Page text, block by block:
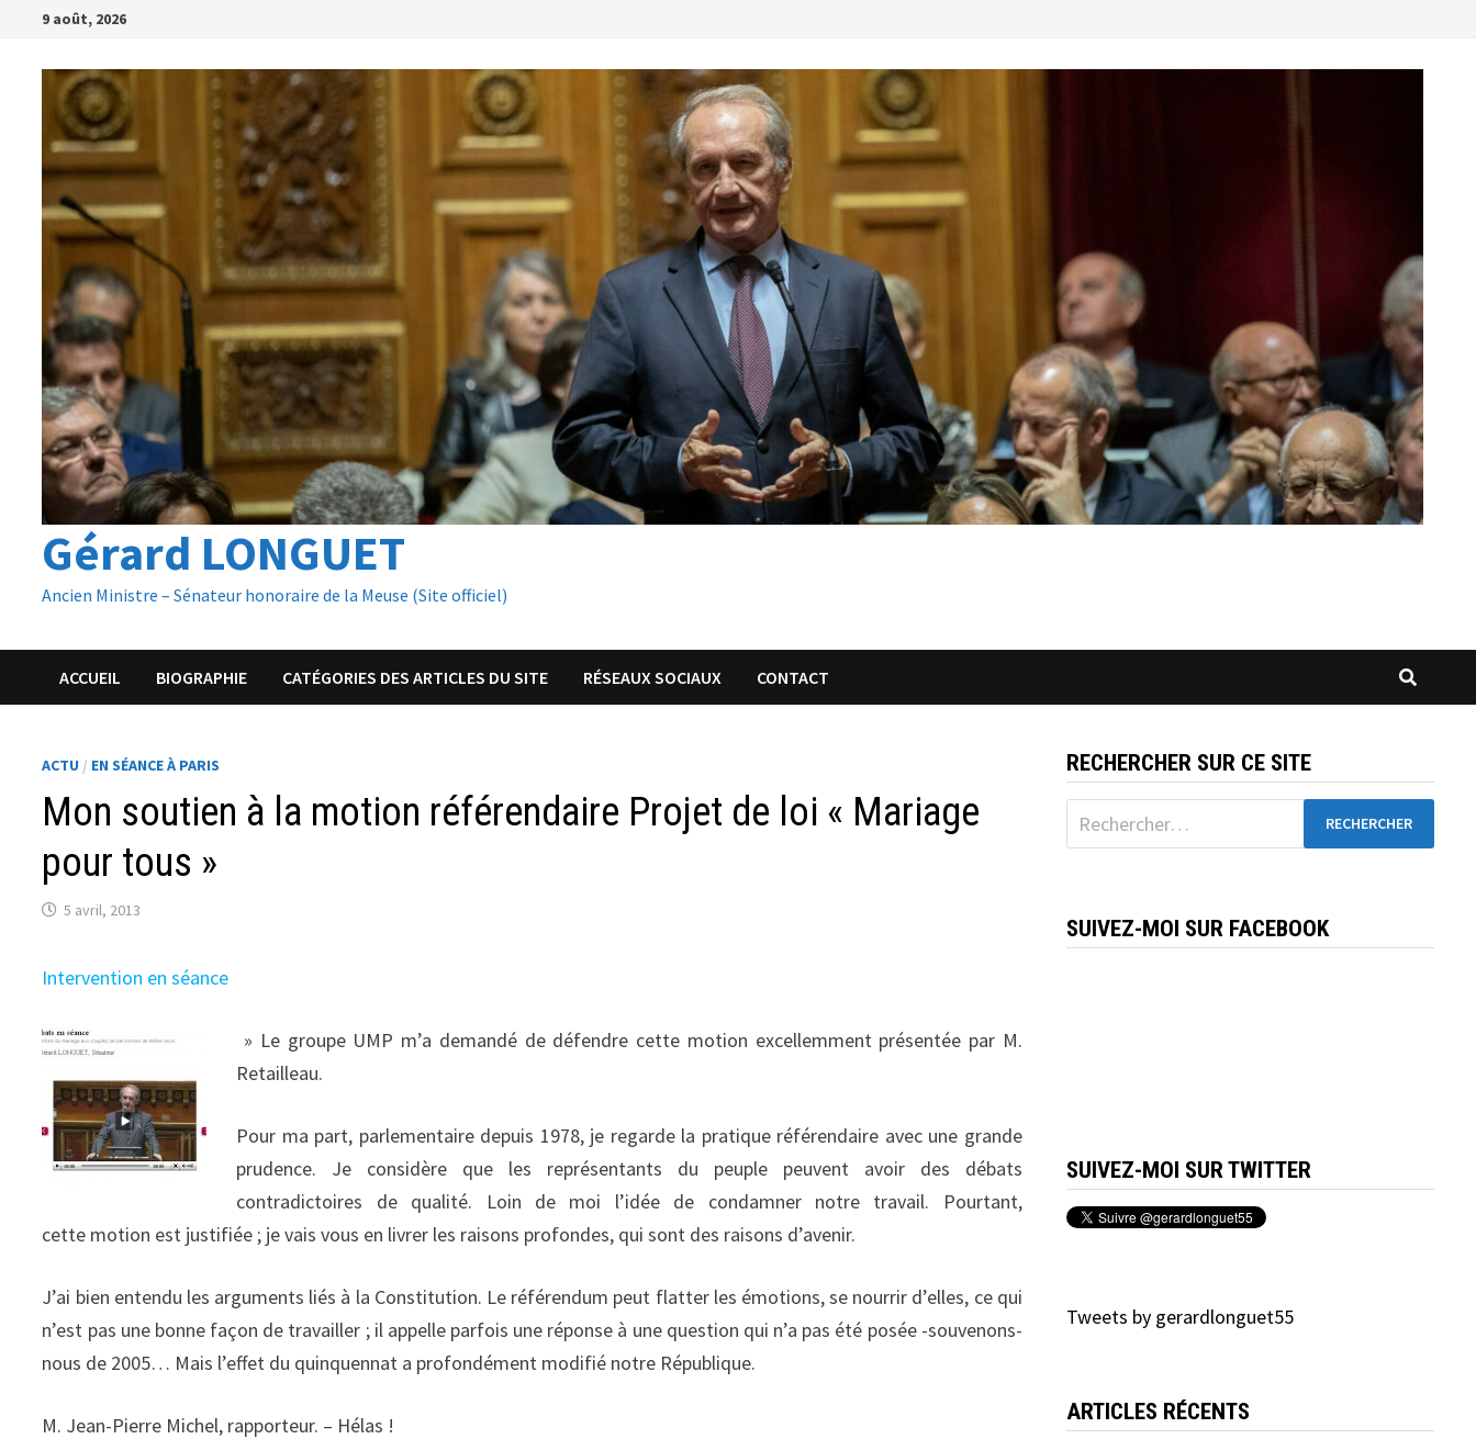
Passer
contenu
9 août, 2026
Gérard LONGUET
Ancien Ministre – Sénateur honoraire de la Meuse (Site officiel)
ACCUEIL BIOGRAPHIE CATÉGORIES DES ARTICLES DU SITE RÉSEAUX SOCIAUX CONTACT
ACTU / EN SÉANCE À PARIS
Mon soutien à la motion référendaire Projet de loi « Mariage
pour tous »
5 avril, 2013
Intervention en séance
» Le groupe UMP m’a demandé de défendre cette motion excellemment présentée par M.
Retailleau.
Pour ma part, parlementaire depuis 1978, je regarde la pratique référendaire avec une grande
prudence. Je considère que les représentants du peuple peuvent avoir des débats
contradictoires de qualité. Loin de moi l’idée de condamner notre travail. Pourtant,
cette motion est justifiée ; je vais vous en livrer les raisons profondes, qui sont des raisons d’avenir.
J’ai bien entendu les arguments liés à la Constitution. Le référendum peut flatter les émotions, se nourrir d’elles, ce qui
n’est pas une bonne façon de travailler ; il appelle parfois une réponse à une question qui n’a pas été posée -souvenons-
nous de 2005… Mais l’effet du quinquennat a profondément modifié notre République.
M. Jean-Pierre Michel, rapporteur. – Hélas !
RECHERCHER SUR CE SITE
Rechercher :
SUIVEZ-MOI SUR FACEBOOK
SUIVEZ-MOI SUR TWITTER
Tweets by gerardlonguet55
ARTICLES RÉCENTS